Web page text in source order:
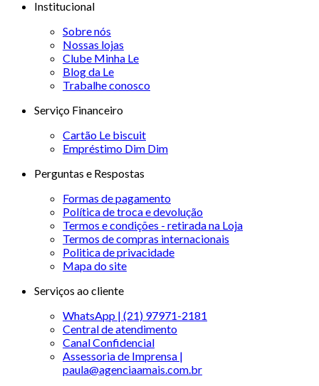
Institucional
Sobre nós
Nossas lojas
Clube Minha Le
Blog da Le
Trabalhe conosco
Serviço Financeiro
Cartão Le biscuit
Empréstimo Dim Dim
Perguntas e Respostas
Formas de pagamento
Política de troca e devolução
Termos e condições - retirada na Loja
Termos de compras internacionais
Politica de privacidade
Mapa do site
Serviços ao cliente
WhatsApp | (21) 97971-2181
Central de atendimento
Canal Confidencial
Assessoria de Imprensa |
paula@agenciaamais.com.br